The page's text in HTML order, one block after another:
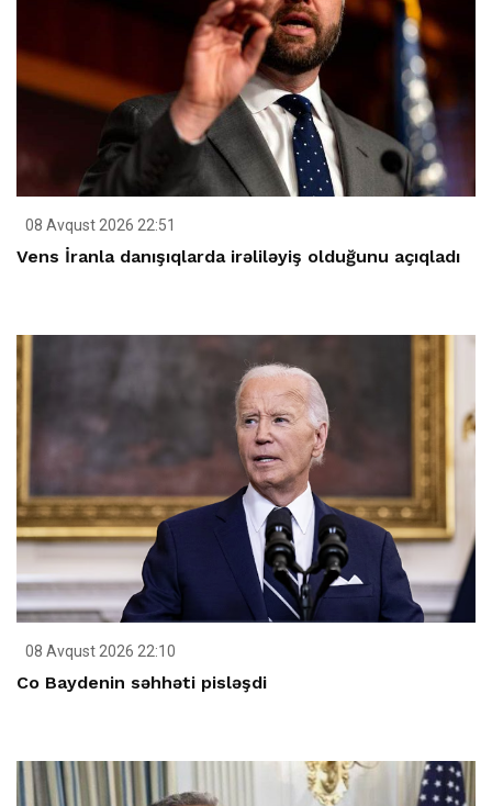
08 Avqust 2026 22:51
Vens İranla danışıqlarda irəliləyiş olduğunu açıqladı
08 Avqust 2026 22:10
Co Baydenin səhhəti pisləşdi